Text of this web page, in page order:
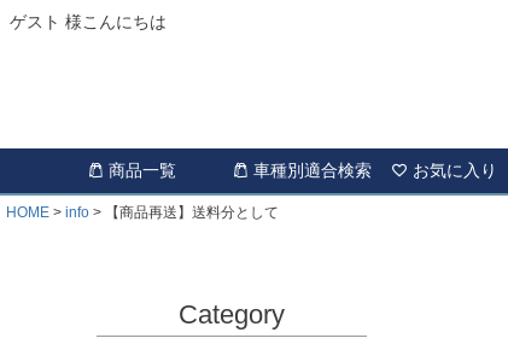
ゲスト 様こんにちは
商品一覧 車種別適合検索 お気に入り
HOME info 【商品再送】送料分として
Category